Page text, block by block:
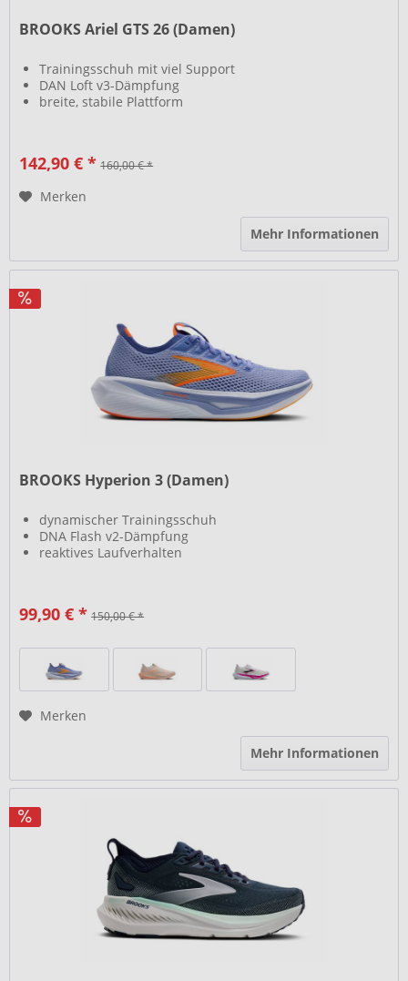
BROOKS Ariel GTS 26 (Damen)
Trainingsschuh mit viel Support
DAN Loft v3-Dämpfung
breite, stabile Plattform
142,90 € * 160,00 € *
Merken
Mehr Informationen
BROOKS Hyperion 3 (Damen)
dynamischer Trainingsschuh
DNA Flash v2-Dämpfung
reaktives Laufverhalten
99,90 € * 150,00 € *
Merken
Mehr Informationen